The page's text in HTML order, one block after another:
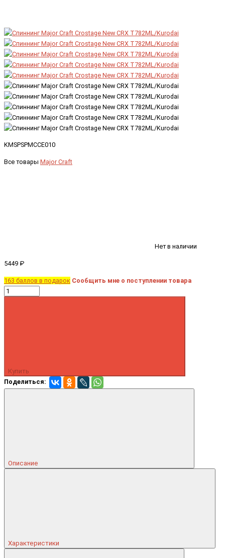
KMSPSPMCCE010
Все товары Major Craft
Нет в наличии
5449 ₽
163 баллов в подарок Сообщить мне о поступлении товара
Купить
Поделиться:
Описание
Характеристики